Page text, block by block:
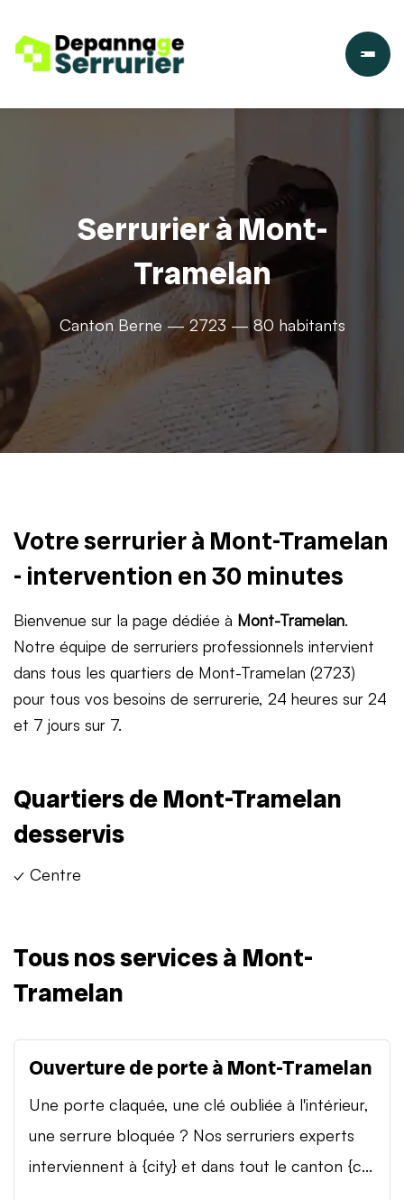
Serrurier à Mont-
Tramelan
Canton Berne — 2723 — 80 habitants
Votre serrurier à Mont-Tramelan
- intervention en 30 minutes
Bienvenue sur la page dédiée à Mont-Tramelan.
Notre équipe de serruriers professionnels intervient
dans tous les quartiers de Mont-Tramelan (2723)
pour tous vos besoins de serrurerie, 24 heures sur 24
et 7 jours sur 7.
Quartiers de Mont-Tramelan
desservis
✓ Centre
Tous nos services à Mont-
Tramelan
Ouverture de porte à Mont-Tramelan
Une porte claquée, une clé oubliée à l'intérieur,
une serrure bloquée ? Nos serruriers experts
interviennent à {city} et dans tout le canton {c...